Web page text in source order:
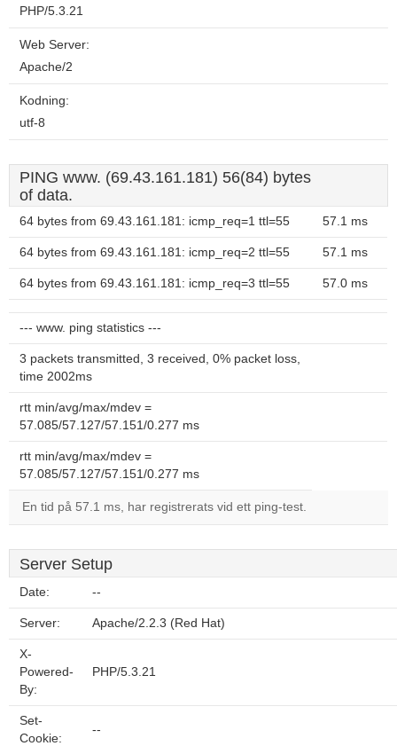
PHP/5.3.21
Web Server:
Apache/2
Kodning:
utf-8
PING www. (69.43.161.181) 56(84) bytes
of data.
64 bytes from 69.43.161.181: icmp_req=1 ttl=55 57.1 ms
64 bytes from 69.43.161.181: icmp_req=2 ttl=55 57.1 ms
64 bytes from 69.43.161.181: icmp_req=3 ttl=55 57.0 ms
--- www. ping statistics ---
3 packets transmitted, 3 received, 0% packet loss,
time 2002ms
rtt min/avg/max/mdev =
57.085/57.127/57.151/0.277 ms
rtt min/avg/max/mdev =
57.085/57.127/57.151/0.277 ms
En tid på 57.1 ms, har registrerats vid ett ping-test.
Server Setup
Date: --
Server: Apache/2.2.3 (Red Hat)
X-
Powered-
By:
PHP/5.3.21
Set-
Cookie:
--